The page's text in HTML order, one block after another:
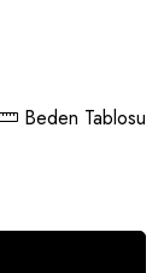
Beden Tablosu